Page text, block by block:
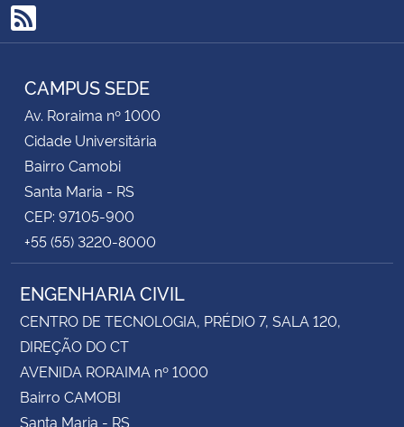
RSS
CAMPUS SEDE
Av. Roraima nº 1000
Cidade Universitária
Bairro Camobi
Santa Maria - RS
CEP: 97105-900
+55 (55) 3220-8000
ENGENHARIA CIVIL
CENTRO DE TECNOLOGIA, PRÉDIO 7, SALA 120,
DIREÇÃO DO CT
AVENIDA RORAIMA nº 1000
Bairro CAMOBI
Santa Maria - RS